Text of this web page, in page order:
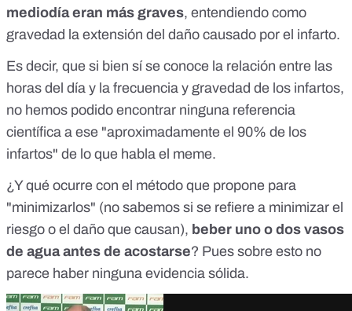
mediodía eran más graves, entendiendo como
gravedad la extensión del daño causado por el infarto.
Es decir, que si bien sí se conoce la relación entre las
horas del día y la frecuencia y gravedad de los infartos,
no hemos podido encontrar ninguna referencia
científica a ese "aproximadamente el 90% de los
infartos" de lo que habla el meme.
¿Y qué ocurre con el método que propone para
"minimizarlos" (no sabemos si se refiere a minimizar el
riesgo o el daño que causan), beber uno o dos vasos
de agua antes de acostarse? Pues sobre esto no
parece haber ninguna evidencia sólida.